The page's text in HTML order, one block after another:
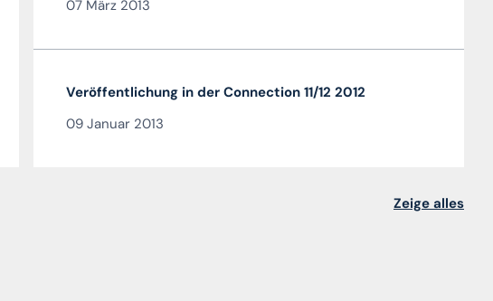
07 März 2013
Veröffentlichung in der Connection 11/12 2012
09 Januar 2013
Zeige alles